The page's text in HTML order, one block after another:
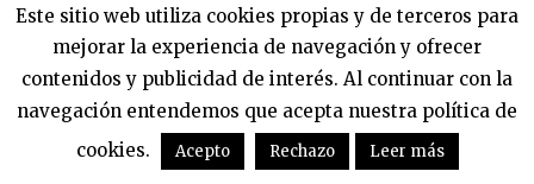
mayo 2023
diciembre 2022
octubre 2022
junio 2022
abril 2022
Este sitio web utiliza cookies propias y de terceros para
mejorar la experiencia de navegación y ofrecer
contenidos y publicidad de interés. Al continuar con la
navegación entendemos que acepta nuestra política de
cookies.
Acepto Rechazo Leer más